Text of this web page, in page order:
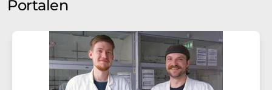
Portalen